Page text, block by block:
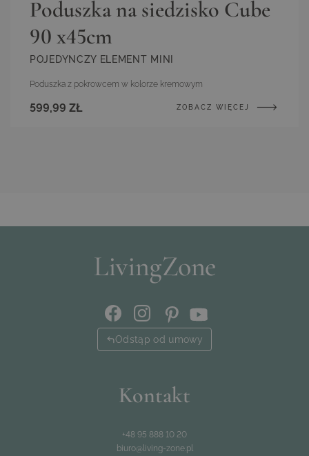
Poduszka na siedzisko Cube
90 x45cm
POJEDYNCZY ELEMENT MINI
Poduszka z pokrowcem w kolorze kremowym
599,99 ZŁ ZOBACZ WIĘCEJ
Odstąp od umowy
Kontakt
+48 95 888 10 20
biuro@living-zone.pl